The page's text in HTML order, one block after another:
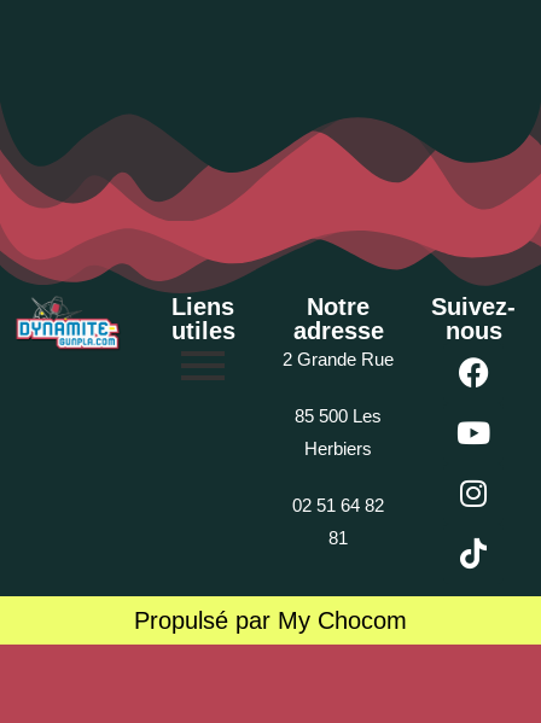
Liens
utiles
Notre
adresse
2 Grande Rue
85 500 Les
Herbiers
02 51 64 82
81
Suivez-
nous
Propulsé par My Chocom